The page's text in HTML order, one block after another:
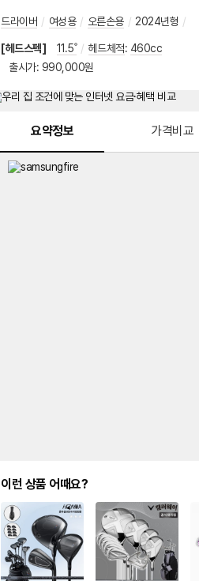
드라이버 / 여성용 / 오른손용 / 2024년형 /
[헤드스펙] 11.5˚ / 헤드체적: 460cc
출시가
출시가: 990,000원
요약정보 가격비교
이런 상품 어때요?